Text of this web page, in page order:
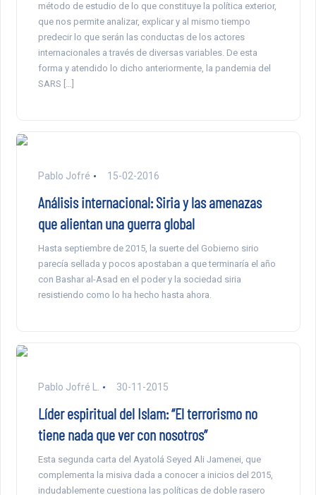
método de estudio de lo que constituye la política exterior,
que nos permite analizar, explicar y al mismo tiempo
predecir lo que serán las conductas de los actores
internacionales a través de diversas variables. De esta
forma y atendido lo dicho anteriormente, la pandemia del
SARS […]
Pablo Jofré 15-02-2016
Análisis internacional: Siria y las amenazas
que alientan una guerra global
Hasta septiembre de 2015, la suerte del Gobierno sirio
parecía sellada y pocos apostaban a que terminaría el año
con Bashar al-Asad en el poder y la sociedad siria
resistiendo como lo ha hecho hasta ahora.
Pablo Jofré L. 30-11-2015
Líder espiritual del Islam: “El terrorismo no
tiene nada que ver con nosotros”
Esta segunda carta del Ayatolá Seyed Ali Jamenei, que
complementa la misiva dada a conocer a inicios del 2015,
indudablemente cuestiona las políticas de doble rasero